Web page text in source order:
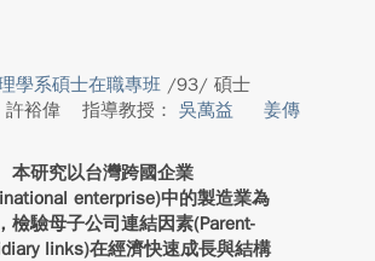
學系碩士在職專班 /93/ 碩士
許裕偉
指導教授： 吳萬益
姜傳
研究以台灣跨國企業
enterprise)中的製造業為
檢驗母子公司連結因素(Parent-
links)在經濟快速成長與結構